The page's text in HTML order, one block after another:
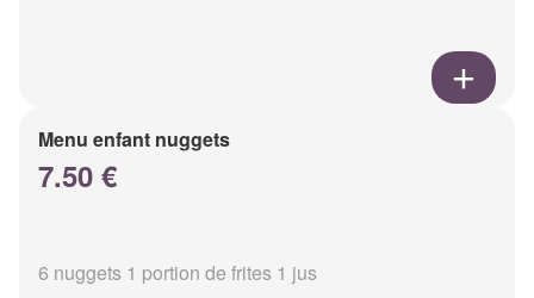
Menu enfant nuggets
7.50 €
6 nuggets 1 portion de frites 1 jus